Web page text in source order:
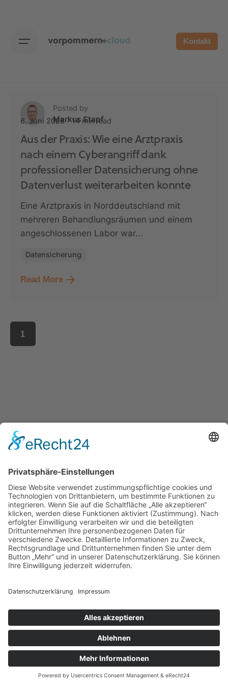
Kontakt
Posted by
Markus Stapf
6. Juni 2026 14 min read
Aus der Praxis: Wie eine Arztpraxis
nach einem Cyberangriff dank
professioneller Datensicherung ohne
Datenverlust weiterarbeiten konnte
Eine Arztpraxis in Norddeutschland mit
mehreren Behandlungsräumen und einem
angeschlossenen Labor war...
Datensicherung
Read More
1
vorpommerncloud ist eine Marke der:
msisdesign. GmbH & Co. KGAlte Dorfstraße 19 a
17392 BoldekowDeutschland
Jetzt mehr erfahren:
Wir bieten flexible, sichere und zukunftsfähige IT-